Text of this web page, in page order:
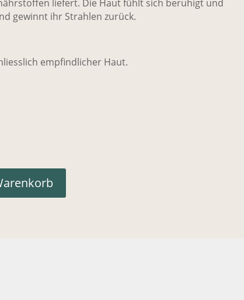
liefert. Die Haut fühlt sich beruhigt und
gewinnt ihr Strahlen zurück.
empfindlicher Haut.